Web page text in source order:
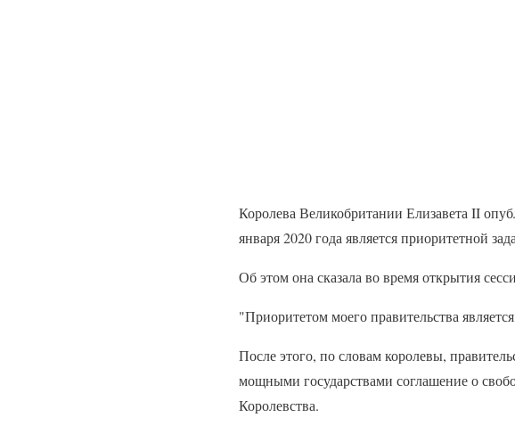
Королева Великобритании Елизавета II
января 2020 года является приоритетной
Об этом она сказала во время открытия
"Приоритетом моего правительства
После этого, по словам королевы,
мощными государствами соглашение о
Королевства.